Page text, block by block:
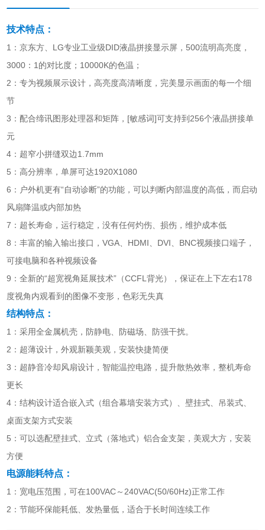
技术特点：
1：京东方、LG专业工业级DID液晶拼接显示屏，500流明高亮度，
3000：1的对比度；10000K的色温；
2：专为视频展示设计，高亮度高清晰度，完美显示画面的每一个细
节
3：配合缔讯图形处理器和矩阵，[敏感词]可支持到256个液晶拼接单
元
4：超窄小拼缝双边1.7mm
5：高分辨率，单屏可达1920X1080
6：户外机更有“自动诊断”的功能，可以判断内部温度的高低，而启动
风扇降温或内部加热
7：超长寿命，运行稳定，没有任何灼伤、损伤，维护成本低
8：丰富的输入输出接口，VGA、HDMI、DVI、BNC视频接口端子，
可接电脑和各种视频设备
9：全新的“超宽视角延展技术”（CCFL背光），保证在上下左右178
度视角内观看到的图像不变形，色彩无失真
结构特点：
1：采用全金属机壳，防静电、防磁场、防强干扰。
2：超薄设计，外观新颖美观，安装快捷简便
3：超静音冷却风扇设计，智能温控电路，提升散热效率，整机寿命
更长
4：结构设计适合嵌入式（组合幕墙安装方式）、壁挂式、吊装式、
桌面支架方式安装
5：可以选配壁挂式、立式（落地式）铝合金支架，美观大方，安装
方便
电源能耗特点：
1：宽电压范围，可在100VAC～240VAC(50/60Hz)正常工作
2：节能环保能耗低、发热量低，适合于长时间连续工作